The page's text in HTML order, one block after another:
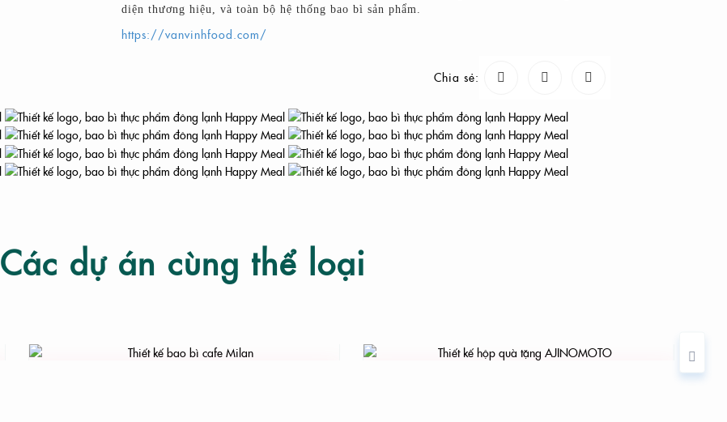
diện thương hiệu, và toàn bộ hệ thống bao bì sản phẩm.
https://vanvinhfood.com/
Chia sẻ:
Các dự án cùng thể loại
THIẾT KẾ BAO BÌ CAFE MILAN THIẾT KẾ HỘP QUÀ TẶNG AJINOMOTO